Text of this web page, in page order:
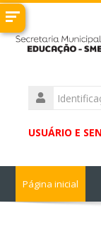
Ir
para
Identificação
de
USUÁRIO E
Página inicial